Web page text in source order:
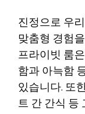
진정으로 우
맞춤형 경험
프라이빗 룸
함과 아늑함
있습니다. 또
트 간 간식 등